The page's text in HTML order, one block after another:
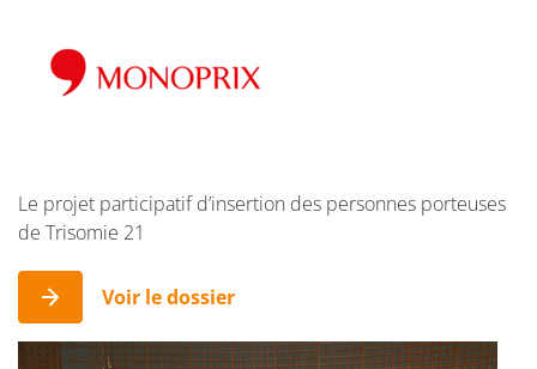
Le projet participatif d’insertion des personnes porteuses
de Trisomie 21
Voir le dossier